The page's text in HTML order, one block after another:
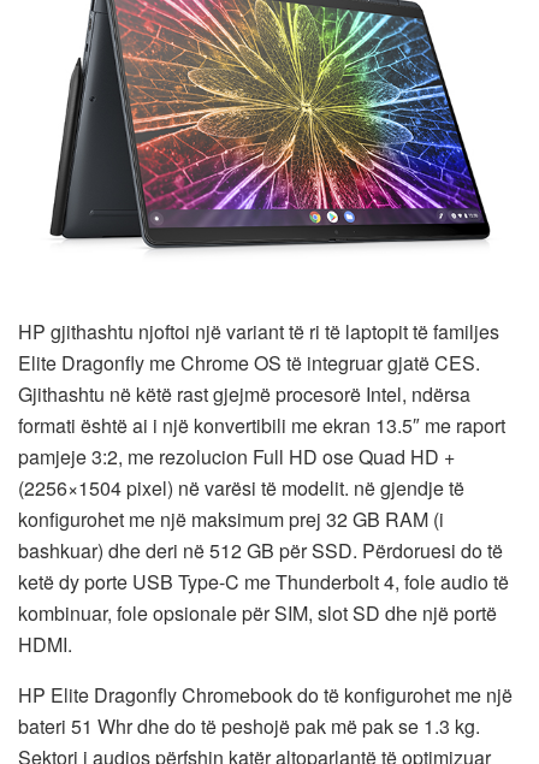
HP gjithashtu njoftoi një variant të ri të laptopit të familjes
Elite Dragonfly me Chrome OS të integruar gjatë CES.
Gjithashtu në këtë rast gjejmë procesorë Intel, ndërsa
formati është ai i një konvertibili me ekran 13.5″ me raport
pamjeje 3:2, me rezolucion Full HD ose Quad HD +
(2256×1504 pixel) në varësi të modelit. në gjendje të
konfigurohet me një maksimum prej 32 GB RAM (i
bashkuar) dhe deri në 512 GB për SSD. Përdoruesi do të
ketë dy porte USB Type-C me Thunderbolt 4, fole audio të
kombinuar, fole opsionale për SIM, slot SD dhe një portë
HDMI.
HP Elite Dragonfly Chromebook do të konfigurohet me një
bateri 51 Whr dhe do të peshojë pak më pak se 1.3 kg.
Sektori i audios përfshin katër altoparlantë të optimizuar